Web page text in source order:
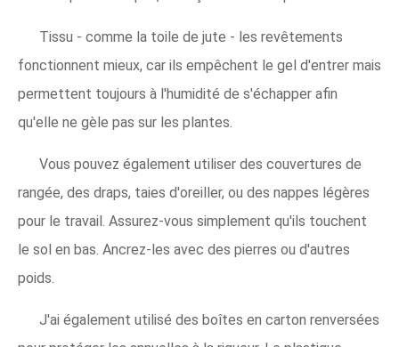
Tissu - comme la toile de jute - les revêtements
fonctionnent mieux, car ils empêchent le gel d'entrer mais
permettent toujours à l'humidité de s'échapper afin
qu'elle ne gèle pas sur les plantes.
Vous pouvez également utiliser des couvertures de
rangée, des draps, taies d'oreiller, ou des nappes légères
pour le travail. Assurez-vous simplement qu'ils touchent
le sol en bas. Ancrez-les avec des pierres ou d'autres
poids.
J'ai également utilisé des boîtes en carton renversées